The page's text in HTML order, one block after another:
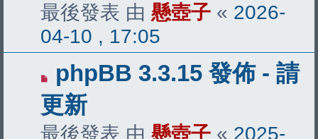
最後發表 由 懸壺子 « 2026-
04-10 , 17:05
phpBB 3.3.15 發佈 - 請
更新
最後發表 由 懸壺子 « 2025-